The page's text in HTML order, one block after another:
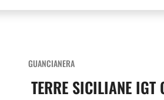
GUANCIANERA
TERRE SICILIANE